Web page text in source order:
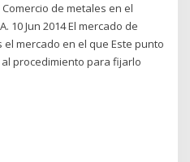
de metales en el
10 Jun 2014 El mercado de
el mercado en el que Este punto
procedimiento para fijarlo